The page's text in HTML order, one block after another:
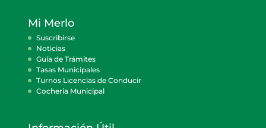
Mi Merlo
Suscribirse
Noticias
Guía de Trámites
Tasas Municipales
Turnos Licencias de Conducir
Cocheria Municipal